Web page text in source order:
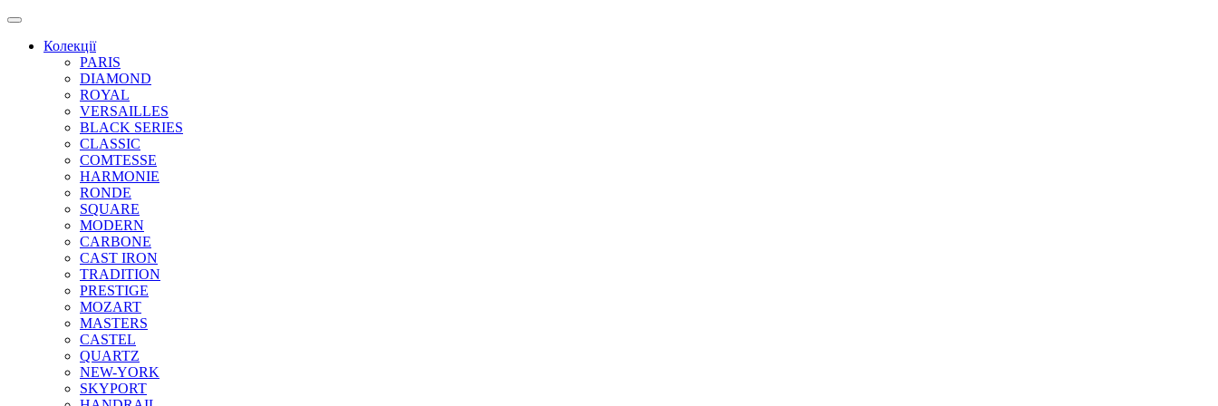
Колекції
PARIS
DIAMOND
ROYAL
VERSAILLES
BLACK SERIES
CLASSIC
COMTESSE
HARMONIE
RONDE
SQUARE
MODERN
CARBONE
CAST IRON
TRADITION
PRESTIGE
MOZART
MASTERS
CASTEL
QUARTZ
NEW-YORK
SKYPORT